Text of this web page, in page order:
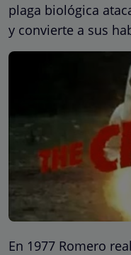
plaga biológica
y convierte a sus
En 1977 Romero